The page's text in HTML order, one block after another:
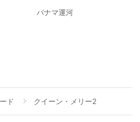
パナマ運河
ド クイーン・メリー2